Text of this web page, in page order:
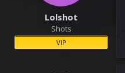
Lolshot
Shots
VIP